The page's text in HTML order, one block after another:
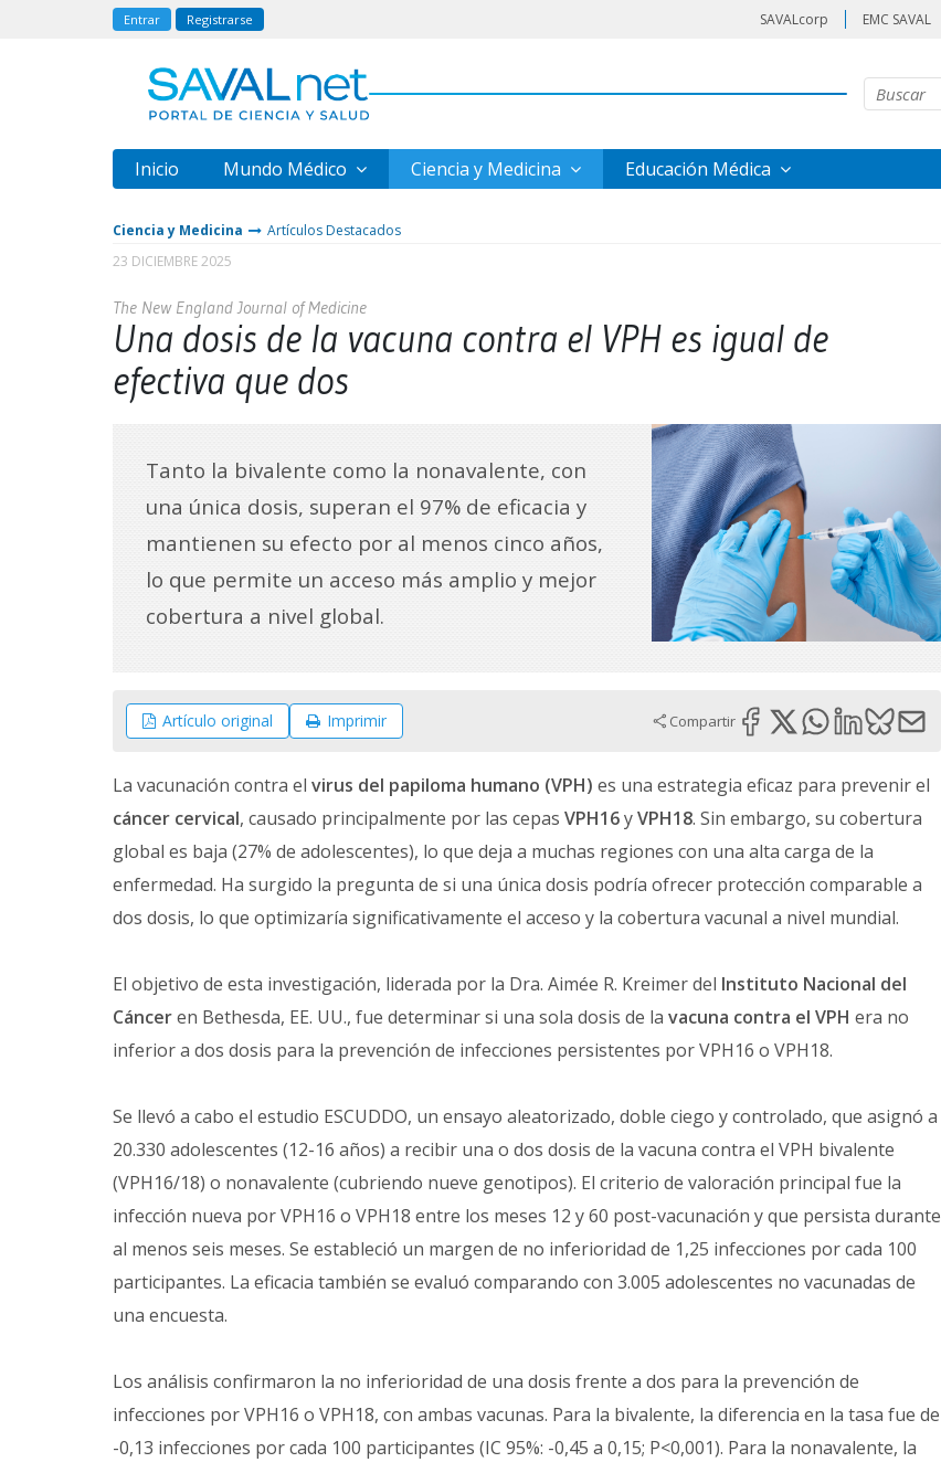
Entrar Registrarse SAVALcorp EMC SAVAL
Inicio Mundo Médico Ciencia y Medicina Educación Médica
Ciencia y Medicina
Artículos Destacados
23 DICIEMBRE 2025
The New England Journal of Medicine
Una dosis de la vacuna contra el VPH es igual de
efectiva que dos
Tanto la bivalente como la nonavalente, con
una única dosis, superan el 97% de eficacia y
mantienen su efecto por al menos cinco años,
lo que permite un acceso más amplio y mejor
cobertura a nivel global.
Artículo original Imprimir Compartir
La vacunación contra el virus del papiloma humano (VPH) es una estrategia eficaz para prevenir el
cáncer cervical, causado principalmente por las cepas VPH16yVPH18. Sin embargo, su cobertura
global es baja (27% de adolescentes), lo que deja a muchas regiones con una alta carga de la
enfermedad. Ha surgido la pregunta de si una única dosis podría ofrecer protección comparable a
dos dosis, lo que optimizaría significativamente el acceso y la cobertura vacunal a nivel mundial.
El objetivo de esta investigación, liderada por la Dra. Aimée R. Kreimer del Instituto Nacional del
Cánceren Bethesda, EE. UU., fue determinar si una sola dosis de la vacuna contra el VPH era no
inferior a dos dosis para la prevención de infecciones persistentes por VPH16 o VPH18.
Se llevó a cabo el estudio ESCUDDO, un ensayo aleatorizado, doble ciego y controlado, que asignó a
20.330 adolescentes (12-16 años) a recibir una o dos dosis de la vacuna contra el VPH bivalente
(VPH16/18) o nonavalente (cubriendo nueve genotipos). El criterio de valoración principal fue la
infección nueva por VPH16 o VPH18 entre los meses 12 y 60 post-vacunación y que persista durante
al menos seis meses. Se estableció un margen de no inferioridad de 1,25 infecciones por cada 100
participantes. La eficacia también se evaluó comparando con 3.005 adolescentes no vacunadas de
una encuesta.
Los análisis confirmaron la no inferioridad de una dosis frente a dos para la prevención de
infecciones por VPH16 o VPH18, con ambas vacunas. Para la bivalente, la diferencia en la tasa fue de
-0,13 infecciones por cada 100 participantes (IC 95%: -0,45 a 0,15; P<0,001). Para la nonavalente, la